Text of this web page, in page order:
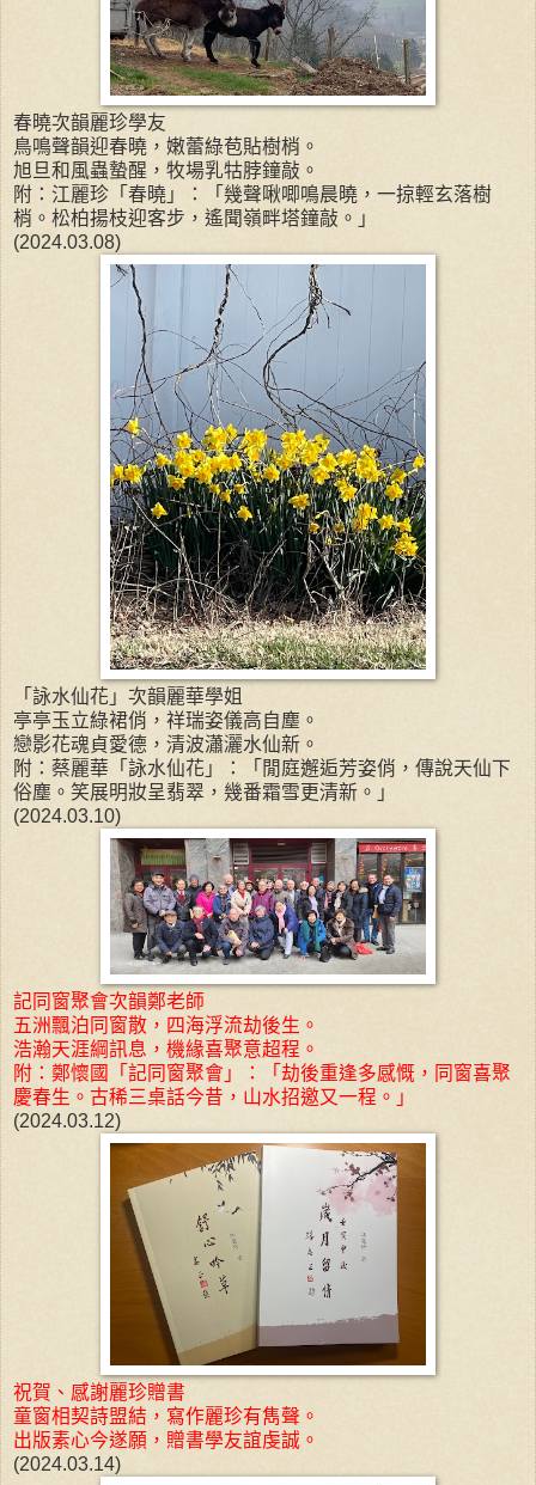
春曉次韻麗珍學友
鳥鳴聲韻迎春曉，嫩蕾綠苞貼樹梢。
旭旦和風蟲蟄醒，牧場乳牯脖鐘敲。
附：江麗珍「春曉」：「幾聲啾唧鳴晨曉，一掠輕玄落樹
梢。松柏揚枝迎客步，遙聞嶺畔塔鐘敲。」
(2024.03.08)
「詠水仙花」次韻麗華學姐
亭亭玉立綠裙俏，祥瑞姿儀高自塵。
戀影花魂貞愛德，清波瀟灑水仙新。
附：蔡麗華「詠水仙花」：「閒庭邂逅芳姿俏，傳說天仙下
俗塵。笑展明妝呈翡翠，幾番霜雪更清新。」
(2024.03.10)
記同窗聚會次韻鄭老師
五洲飄泊同窗散，四海浮流劫後生。
浩瀚天涯綱訊息，機緣喜聚意超程。
附：鄭懷國「記同窗聚會」：「劫後重逢多感慨，同窗喜聚
慶春生。古稀三桌話今昔，山水招邀又一程。」
(2024.03.12)
祝賀、感謝麗珍贈書
童窗相契詩盟結，寫作麗珍有雋聲。
出版素心今遂願，贈書學友誼虔誠。
(2024.03.14)